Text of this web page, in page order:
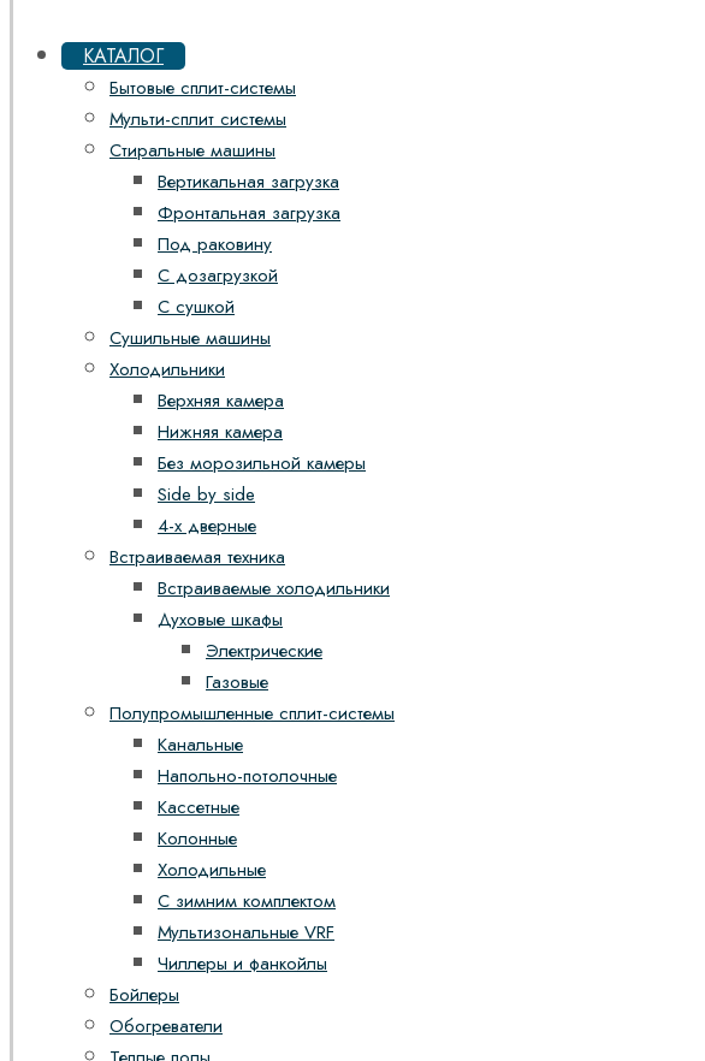
КАТАЛОГ
Бытовые сплит-системы
Мульти-сплит системы
Стиральные машины
Вертикальная загрузка
Фронтальная загрузка
Под раковину
С дозагрузкой
С сушкой
Сушильные машины
Холодильники
Верхняя камера
Нижняя камера
Без морозильной камеры
Side by side
4-х дверные
Встраиваемая техника
Встраиваемые холодильники
Духовые шкафы
Электрические
Газовые
Полупромышленные сплит-системы
Канальные
Напольно-потолочные
Кассетные
Колонные
Холодильные
С зимним комплектом
Мультизональные VRF
Чиллеры и фанкойлы
Бойлеры
Обогреватели